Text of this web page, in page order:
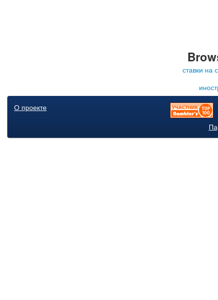
ставки на
О проекте